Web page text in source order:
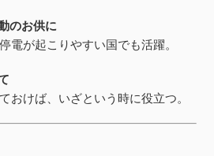
のお供に
電が起こりやすい国でも活躍。
おけば、いざという時に役立つ。